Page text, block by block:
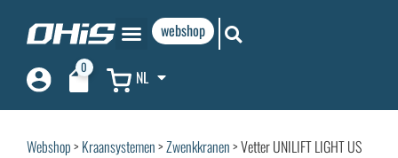
webshop
0 NL
Webshop> Kraansystemen>Zwenkkranen> Vetter UNILIFT LIGHT US